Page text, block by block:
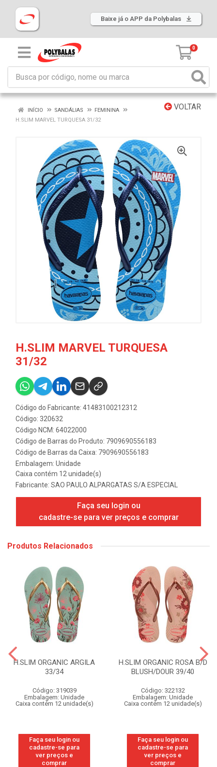
Baixe já o APP da Polybalas
0
VOLTAR
INÍCIO SANDÁLIAS
FEMININA
H.SLIM MARVEL TURQUESA 31/32
H.SLIM MARVEL TURQUESA
31/32
Código do Fabricante: 41483100212312
Código: 320632
Código NCM: 64022000
Código de Barras do Produto: 7909690556183
Código de Barras da Caixa: 7909690556183
Embalagem: Unidade
Caixa contém 12 unidade(s)
Fabricante: SAO PAULO ALPARGATAS S/A ESPECIAL
Faça seu login ou
cadastre-se para ver preços e comprar
Produtos Relacionados
H.SLIM ORGANIC ARGILA
33/34
Código: 319039
Embalagem: Unidade
Caixa contém 12 unidade(s)
Faça seu login ou
cadastre-se para
ver preços e
comprar
H.SLIM ORGANIC ROSA B/D
BLUSH/DOUR 39/40
Código: 322132
Embalagem: Unidade
Caixa contém 12 unidade(s)
Faça seu login ou
cadastre-se para
ver preços e
comprar